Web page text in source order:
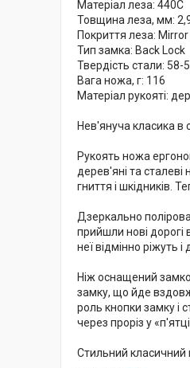
Матеріал леза: 440C
Товщина леза, мм:
Покриття леза:
Тип замка: Back Lock
Твердість стали: 58-
Вага ножа, г: 116
Матеріал рукояті:
Нев'януча класика в
Рукоять ножа
дерев'яні та
гниття і шкідників.
Дзеркально
прийшли нові дорогі
неї відмінно ріжуть
Ніж оснащений
замку, що йде
роль кнопки замку і
через проріз у
Стильний класичний